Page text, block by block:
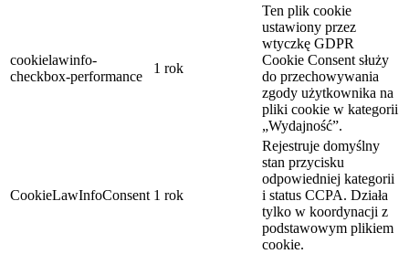
cookielawinfo-
checkbox-performance
1 rok
Ten plik cookie
ustawiony przez
wtyczkę GDPR
Cookie Consent służy
do przechowywania
zgody użytkownika na
pliki cookie w kategorii
„Wydajność”.
CookieLawInfoConsent 1 rok
Rejestruje domyślny
stan przycisku
odpowiedniej kategorii
i status CCPA. Działa
tylko w koordynacji z
podstawowym plikiem
cookie.